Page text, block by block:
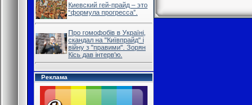
Киевский гей-прайд – это
“формула прогресса”.
Про гомофобів в Україні,
скандал на "Київпрайд" і
війну з "правими". Зорян
Кісь дав інтерв'ю.
Реклама